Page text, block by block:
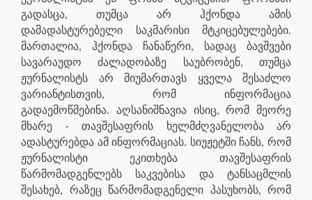
გადასცა, თუმცა არ ჰქონდა ამის
დამადასტურებელი საკმარისი მტკიცებულებები.
მართალია, ჰქონდა ჩანაწერი, სადაც ბავშვები
სავარაუდო ძალადობაზე საუბრობენ, თუმცა
ჟურნალისტს არ მიუმართავს ყველა შესაძლო
ვარიანტისთვის, რომ ინფორმაცია
გადაემოწმებინა. აღსანიშნავია ისიც, რომ მეორე
მხარე - თავშესაფრის ხელმძღვანელობა არ
ადასტურებდა ამ ინფორმაციას. სიუჟეტში ჩანს, რომ
ჟურნალისტი ეკითხება თავშესაფრის
წარმომადგენლებს საკვებისა და ტანსაცმლის
შესახებ, რაზეც წარმომადგენელი პასუხობს, რომ